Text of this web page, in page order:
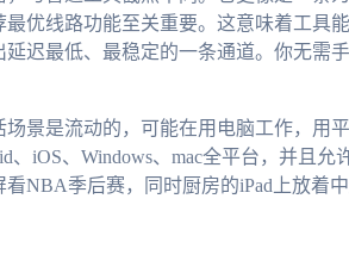
优线路功能至关重要。这意味着工具
迟最低、最稳定的一条通道。你无需
景是流动的，可能在用电脑工作，用
、iOS、Windows、mac全平台，并且允
NBA季后赛，同时厨房的iPad上放着